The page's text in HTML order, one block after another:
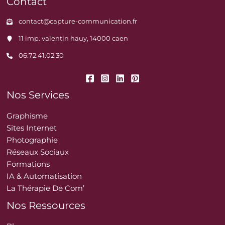
contact@capture-communication.fr
11 imp. valentin hauy, 14000 caen
06.72.41.02.30
Nos Services
Graphisme
Sites Internet
Photographie
Réseaux Sociaux
Formations
IA & Automatisation
La Thérapie De Com’
Nos Ressources